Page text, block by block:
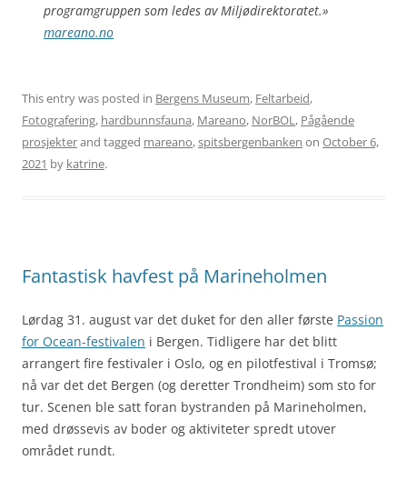
programgruppen som ledes av Miljødirektoratet.»
mareano.no
This entry was posted in Bergens Museum, Feltarbeid,
Fotografering, hardbunnsfauna, Mareano, NorBOL , Pågående
prosjekterand tagged mareano,spitsbergenbanken on October 6,
2021 by katrine.
Fantastisk havfest på Marineholmen
Lørdag 31. august var det duket for den aller første Passion
for Ocean-festivalen i Bergen. Tidligere har det blitt
arrangert fire festivaler i Oslo, og en pilotfestival i Tromsø;
nå var det det Bergen (og deretter Trondheim) som sto for
tur. Scenen ble satt foran bystranden på Marineholmen,
med drøssevis av boder og aktiviteter spredt utover
området rundt.